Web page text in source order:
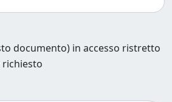
documento) in accesso ristretto
richiesto